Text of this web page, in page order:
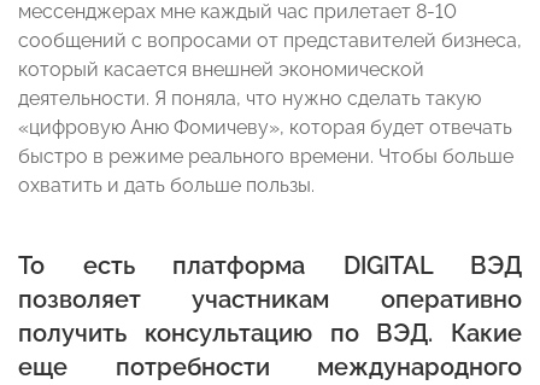
мессенджерах мне каждый час прилетает 8-10
сообщений с вопросами от представителей бизнеса,
который касается внешней экономической
деятельности. Я поняла, что нужно сделать такую
«цифровую Аню Фомичеву», которая будет отвечать
быстро в режиме реального времени. Чтобы больше
охватить и дать больше пользы.
То есть платформа DIGITAL ВЭД
позволяет участникам оперативно
получить консультацию по ВЭД. Какие
еще потребности международного